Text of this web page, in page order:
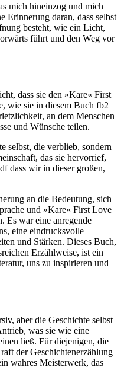
mich hineinzog und mich
Erinnerung daran, dass selbst
besteht, wie ein Licht,
führt und den Weg vor
dass sie den »Kare« First
wie sie in diesem Buch fb2
an dem Menschen
und Wünsche teilen.
selbst, die verblieb, sondern
das sie hervorrief,
dass wir in dieser großen,
an die Bedeutung, sich
und »Kare« First Love
Es war eine anregende
eine eindrucksvolle
und Stärken. Dieses Buch,
Erzählweise, ist ein
uns zu inspirieren und
aber die Geschichte selbst
was sie wie eine
ließ. Für diejenigen, die
der Geschichtenerzählung
wahres Meisterwerk, das